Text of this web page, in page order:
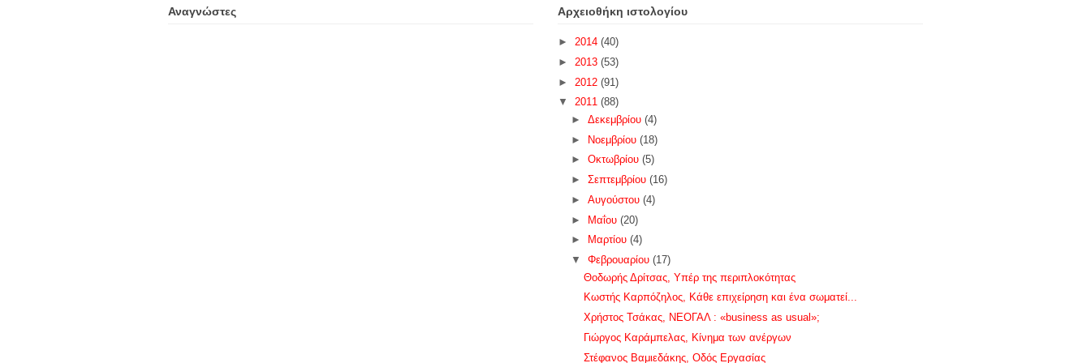
Αναγνώστες Αρχειοθήκη ιστολογίου
► 2014 (40)
► 2013 (53)
► 2012 (91)
▼ 2011 (88)
► Δεκεμβρίου (4)
► Νοεμβρίου (18)
► Οκτωβρίου (5)
► Σεπτεμβρίου (16)
► Αυγούστου (4)
► Μαΐου (20)
►
Μαρτίου (4)
▼ Φεβρουαρίου (17)
Θοδωρής Δρίτσας, Υπέρ της περιπλοκότητας
Κωστής Καρπόζηλος, Κάθε επιχείρηση και ένα σωματεί...
Χρήστος Τσάκας, ΝΕΟΓΑΛ : «business as usual»;
Γιώργος Καράμπελας, Κίνημα των ανέργων
Στέφανος Βαμιεδάκης, Οδός Εργασίας